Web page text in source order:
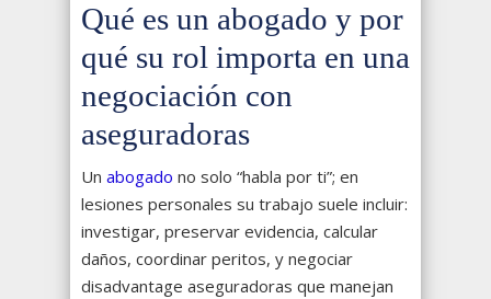
Qué es un abogado y por
qué su rol importa en una
negociación con
aseguradoras
Un abogado no solo “habla por ti”; en
lesiones personales su trabajo suele incluir:
investigar, preservar evidencia, calcular
daños, coordinar peritos, y negociar
disadvantage aseguradoras que manejan